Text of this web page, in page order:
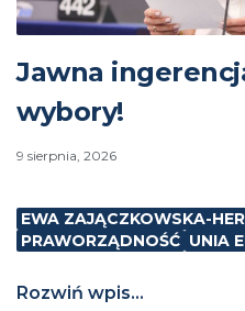
Jawna
wybory!
9 sierpnia, 2026
EWA ZAJĄCZKOWSKA-
PRAWORZĄDNOŚĆ UNIA
Rozwiń wpis...